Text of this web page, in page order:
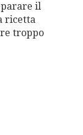
il
ricetta
troppo